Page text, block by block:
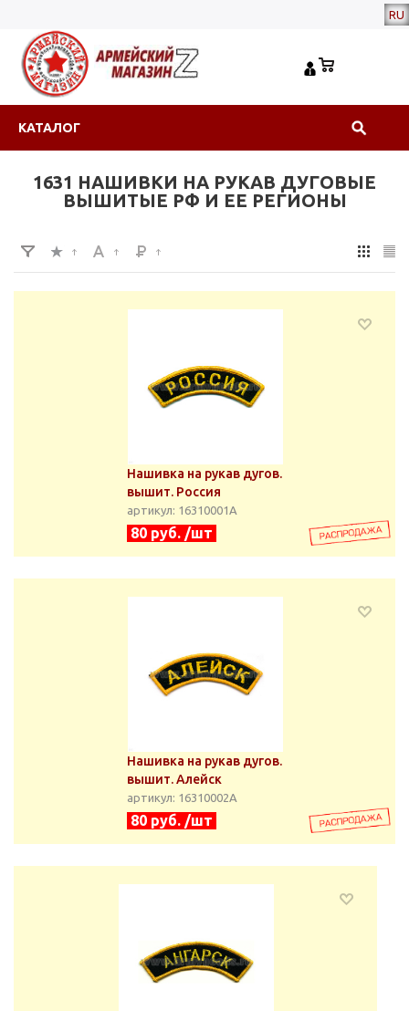
RU
КАТАЛОГ
1631 НАШИВКИ НА РУКАВ ДУГОВЫЕ
ВЫШИТЫЕ РФ И ЕЕ РЕГИОНЫ
Нашивка на рукав дугов.
вышит. Россия
артикул: 16310001А
80 руб. /шт
Нашивка на рукав дугов.
вышит. Алейск
артикул: 16310002А
80 руб. /шт